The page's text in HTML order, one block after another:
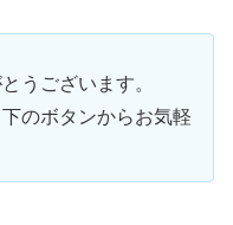
うございます。
のボタンからお気軽